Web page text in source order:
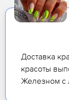
Доставка
красоты
Железном с